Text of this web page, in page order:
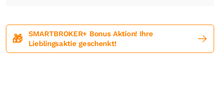
🎁
SMARTBROKER+ Bonus Aktion! Ihre
Lieblingsaktie geschenkt!